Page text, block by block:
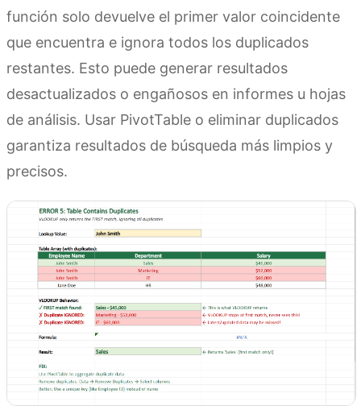
función solo devuelve el primer valor coincidente
que encuentra e ignora todos los duplicados
restantes. Esto puede generar resultados
desactualizados o engañosos en informes u hojas
de análisis. Usar PivotTable o eliminar duplicados
garantiza resultados de búsqueda más limpios y
precisos.